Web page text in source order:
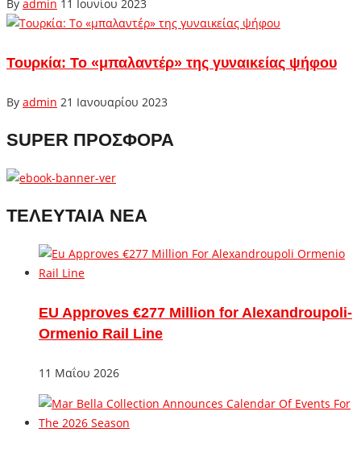
By admin 11 Ιουνίου 2023
Τουρκία: Το «μπαλαντέρ» της γυναικείας ψήφου
By admin 21 Ιανουαρίου 2023
SUPER ΠΡΟΣΦΟΡΑ
ΤΕΛΕΥΤΑΙΑ ΝΕΑ
EU Approves €277 Million for Alexandroupoli-
Ormenio Rail Line
11 Μαΐου 2026